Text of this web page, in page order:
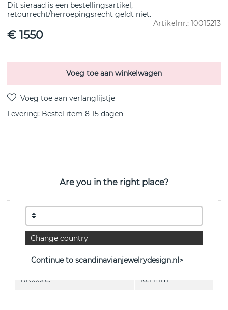
Dit sieraad is een bestellingsartikel,
retourrecht/herroepingsrecht geldt niet.
Artikelnr.: 10015213
€ 1550
Voeg toe aan winkelwagen
Levering: Bestel item 8-15 dagen
OFFSPRING Hanger i 18k Goud van het Deense Georg
EIGENSCHAPPEN
Collectie:
Lengte: 45 cm
Breedte: 10,1 mm
Are you in the right place?
Change country
Continue to scandinavianjewelrydesign.nl>